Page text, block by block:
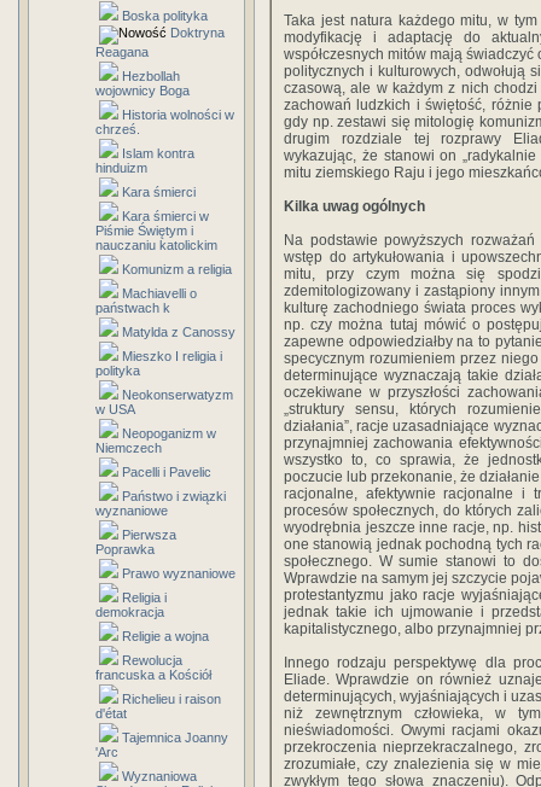
Boska polityka
Doktryna
Reagana
Hezbollah
wojownicy Boga
Historia wolności w
chrześ.
Islam kontra
hinduizm
Kara śmierci
Kara śmierci w
Piśmie Świętym i
nauczaniu katolickim
Komunizm a religia
Machiavelli o
państwach k
Matylda z Canossy
Mieszko I religia i
polityka
Neokonserwatyzm
w USA
Neopoganizm w
Niemczech
Pacelli i Pavelic
Państwo i związki
wyznaniowe
Pierwsza
Poprawka
Prawo wyznaniowe
Religia i
demokracja
Religie a wojna
Rewolucja
francuska a Kościół
Richelieu i raison
d'état
Tajemnica Joanny
'Arc
Wyznaniowa
Taka jest natura każdego mitu, w
modyfikację i adaptację do
współczesnych mitów mają
politycznych i kulturowych, odwołują
czasową, ale w każdym z nich
zachowań ludzkich i świętość,
gdy np. zestawi się mitologię
drugim rozdziale tej rozprawy
wykazując, że stanowi on
mitu ziemskiego Raju i jego
Kilka uwag ogólnych
Na podstawie powyższych
wstęp do artykułowania i
mitu, przy czym można się
zdemitologizowany i zastąpiony
kulturę zachodniego świata proces
np. czy można tutaj mówić o
zapewne odpowiedziałby na to
specycznym rozumieniem przez
determinujące wyznaczają takie
oczekiwane w przyszłości
„struktury sensu, których
działania”, racje uzasadniające
przynajmniej zachowania
wszystko to, co sprawia, że
poczucie lub przekonanie, że
racjonalne, afektywnie racjonalne i
procesów społecznych, do których
wyodrębnia jeszcze inne racje, np.
one stanowią jednak pochodną tych
społecznego. W sumie stanowi to
Wprawdzie na samym jej szczycie
protestantyzmu jako racje
jednak takie ich ujmowanie i
kapitalistycznego, albo przynajmniej
Innego rodzaju perspektywę dla
Eliade. Wprawdzie on również
determinujących, wyjaśniających i
niż zewnętrznym człowieka, w
nieświadomości. Owymi racjami
przekroczenia nieprzekraczalnego,
zrozumiałe, czy znalezienia się w
zwykłym tego słowa znaczeniu).